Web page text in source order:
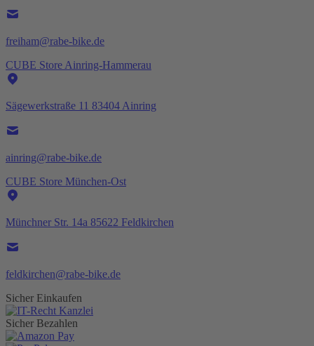
freiham@rabe-bike.de
CUBE Store Ainring-Hammerau
Sägewerkstraße 11 83404 Ainring
ainring@rabe-bike.de
CUBE Store München-Ost
Münchner Str. 14a 85622 Feldkirchen
feldkirchen@rabe-bike.de
Sicher Einkaufen
Sicher Bezahlen